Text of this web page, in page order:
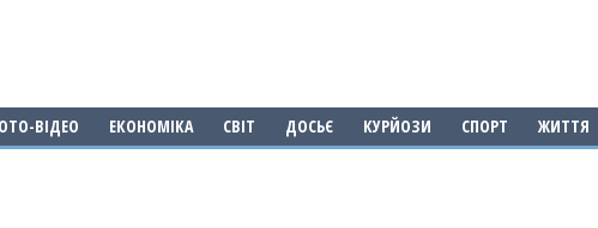
ВІДЕО ЕКОНОМІКА СВІТ ДОСЬЄ КУРЙОЗИ СПОРТ ЖИТТЯ